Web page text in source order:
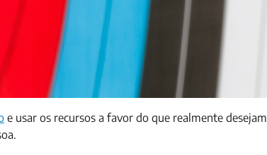
e usar os recursos a favor do que realmente desejam